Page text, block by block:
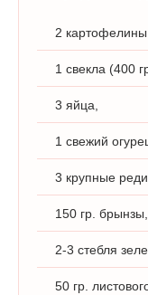
2 картофелины
1 свекла (400
3 яйца,
1 свежий
3 крупные
150 гр. брынзы,
2-3 стебля
50 гр.